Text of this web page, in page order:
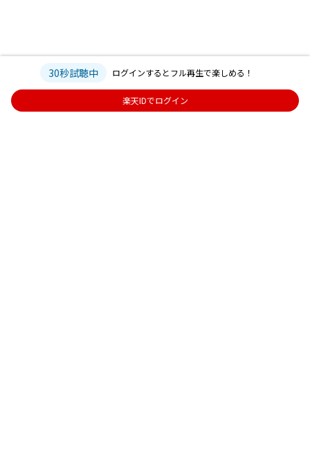
30秒試聴中 ログインするとフル再生で楽しめる！
楽天IDでログイン